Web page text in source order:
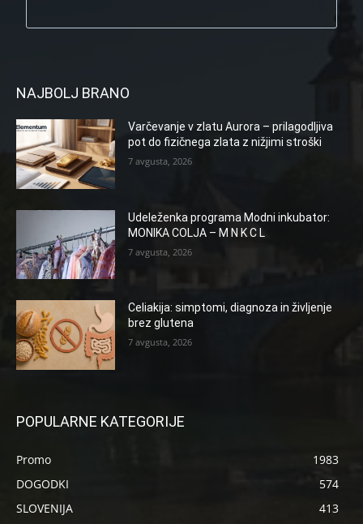
NAJBOLJ BRANO
Varčevanje v zlatu Aurora – prilagodljiva
pot do fizičnega zlata z nižjimi stroški
7 avgusta, 2026
Udeleženka programa Modni inkubator:
MONIKA COLJA – M N K C L
7 avgusta, 2026
Celiakija: simptomi, diagnoza in življenje
brez glutena
7 avgusta, 2026
POPULARNE KATEGORIJE
Promo
1983
DOGODKI
574
SLOVENIJA
413